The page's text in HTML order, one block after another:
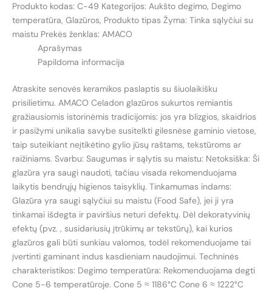
ATOGRAŽŲ
MIŠKO
(RAINFOREST)
Produkto kodas: C-49 Kategorijos: Aukšto degimo, Degimo
temperatūra, Glazūros, Produkto tipas Žyma: Tinka sąlyčiui su
maistu Prekės ženklas: AMACO
Aprašymas
Papildoma informacija
Atraskite senovės keramikos paslaptis su šiuolaikišku
prisilietimu. AMACO Celadon glazūros sukurtos remiantis
gražiausiomis istorinėmis tradicijomis: jos yra blizgios, skaidrios
ir pasižymi unikalia savybe susitelkti gilesnėse gaminio vietose,
taip suteikiant neįtikėtino gylio jūsų raštams, tekstūroms ar
raižiniams. Svarbu: Saugumas ir sąlytis su maistu: Netoksiška: Ši
glazūra yra saugi naudoti, tačiau visada rekomenduojama
laikytis bendrųjų higienos taisyklių. Tinkamumas indams:
Glazūra yra saugi sąlyčiui su maistu (Food Safe), jei ji yra
tinkamai išdegta ir paviršius neturi defektų. Dėl dekoratyvinių
efektų (pvz. , susidariusių įtrūkimų ar tekstūrų), kai kurios
glazūros gali būti sunkiau valomos, todėl rekomenduojame tai
įvertinti gaminant indus kasdieniam naudojimui. Techninės
charakteristikos: Degimo temperatūra: Rekomenduojama degti
Cone 5-6 temperatūroje. Cone 5 ≈ 1186°C Cone 6 ≈ 1222°C